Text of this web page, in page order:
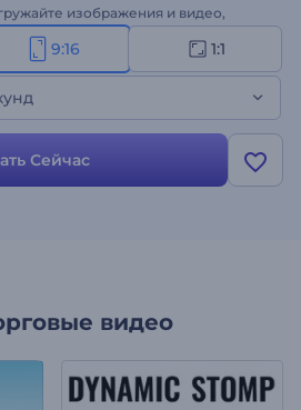
изображения и видео,
подходящий фоновый
подходит для запуска сезонных
работ или создания
прямо сейчас и покоряйте
9:16 1:1
Сейчас
видео